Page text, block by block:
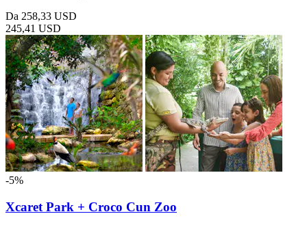
Da 258,33 USD
245,41 USD
-5%
Xcaret Park + Croco Cun Zoo